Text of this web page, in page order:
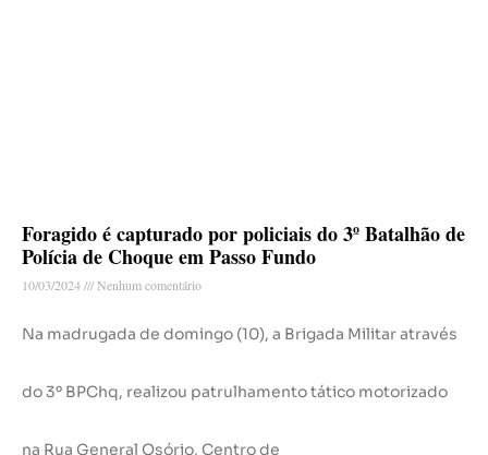
Foragido é capturado por policiais do 3º Batalhão de
Polícia de Choque em Passo Fundo
10/03/2024 Nenhum comentário
Na madrugada de domingo (10), a Brigada Militar através
do 3º BPChq, realizou patrulhamento tático motorizado
na Rua General Osório, Centro de